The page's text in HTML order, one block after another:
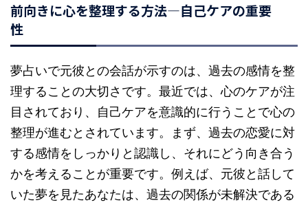
前向きに心を整理する方法—自己ケアの重要
性
夢占いで元彼との会話が示すのは、過去の感情を整
理することの大切さです。最近では、心のケアが注
目されており、自己ケアを意識的に行うことで心の
整理が進むとされています。まず、過去の恋愛に対
する感情をしっかりと認識し、それにどう向き合う
かを考えることが重要です。例えば、元彼と話して
いた夢を見たあなたは、過去の関係が未解決である